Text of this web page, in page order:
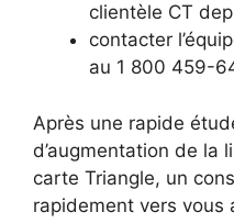
clientèle CT
contacter
au 1 800 459-
Après une rapide
d’augmentation de la
carte Triangle, un
rapidement vers vous